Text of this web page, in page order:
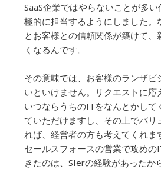
SaaS企業ではやらないことが多
極的に担当するようにしました。
とお客様との信頼関係が築けて、
くなるんです。
その意味では、お客様のランザビ
いといけません。リクエストに応
いつならうちのITをなんとかして
ていただけますし、その上でバリ
れば、経営者の方も考えてくれま
セールスフォースの営業で攻め
きたのは、SIerの経験があったか